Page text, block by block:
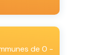
de 0 -